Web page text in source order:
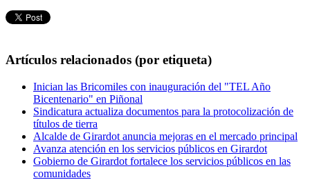
Artículos relacionados (por etiqueta)
Inician las Bricomiles con inauguración del "TEL Año
Bicentenario" en Piñonal
Sindicatura actualiza documentos para la protocolización de
títulos de tierra
Alcalde de Girardot anuncia mejoras en el mercado principal
Avanza atención en los servicios públicos en Girardot
Gobierno de Girardot fortalece los servicios públicos en las
comunidades